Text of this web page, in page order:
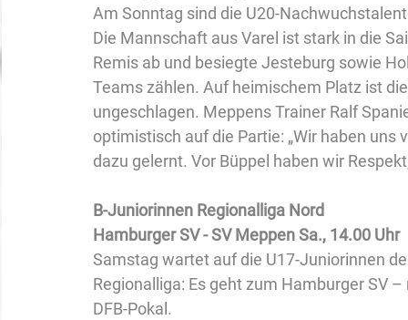
Am Sonntag sind die U20-
Die Mannschaft aus Varel ist stark in die
Remis ab und besiegte Jesteburg sowie
Teams zählen. Auf heimischem Platz ist
ungeschlagen. Meppens Trainer Ralf
optimistisch auf die Partie: „Wir haben
dazu gelernt. Vor Büppel haben wir
B-Juniorinnen Regionalliga Nord
Hamburger SV - SV Meppen Sa., 14.00 Uhr
Samstag wartet auf die U17-Juniorinnen
Regionalliga: Es geht zum Hamburger SV
DFB-Pokal.